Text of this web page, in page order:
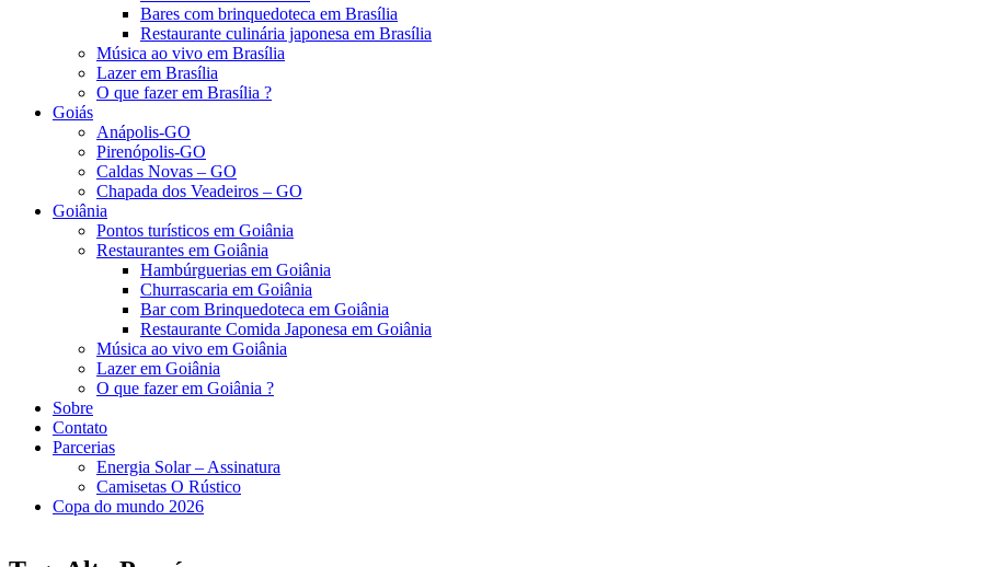
Bares com brinquedoteca em Brasília
Restaurante culinária japonesa em Brasília
Música ao vivo em Brasília
Lazer em Brasília
O que fazer em Brasília ?
Goiás
Anápolis-GO
Pirenópolis-GO
Caldas Novas – GO
Chapada dos Veadeiros – GO
Goiânia
Pontos turísticos em Goiânia
Restaurantes em Goiânia
Hambúrguerias em Goiânia
Churrascaria em Goiânia
Bar com Brinquedoteca em Goiânia
Restaurante Comida Japonesa em Goiânia
Música ao vivo em Goiânia
Lazer em Goiânia
O que fazer em Goiânia ?
Sobre
Contato
Parcerias
Energia Solar – Assinatura
Camisetas O Rústico
Copa do mundo 2026